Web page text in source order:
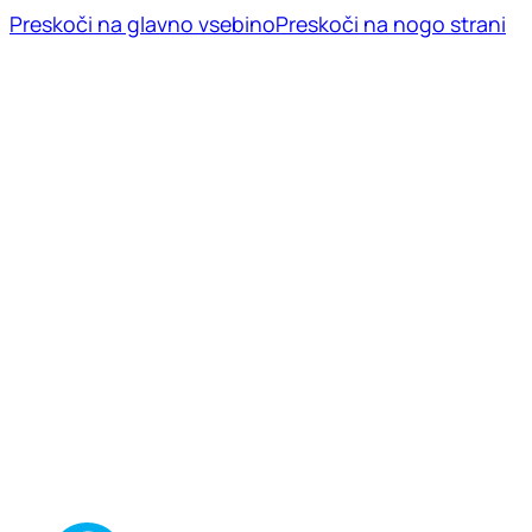
Preskoči na glavno vsebinoPreskoči na nogo strani